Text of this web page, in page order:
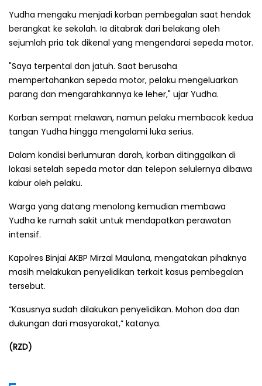
Yudha mengaku menjadi korban pembegalan saat hendak
berangkat ke sekolah. Ia ditabrak dari belakang oleh
sejumlah pria tak dikenal yang mengendarai sepeda motor.
"Saya terpental dan jatuh. Saat berusaha
mempertahankan sepeda motor, pelaku mengeluarkan
parang dan mengarahkannya ke leher," ujar Yudha.
Korban sempat melawan, namun pelaku membacok kedua
tangan Yudha hingga mengalami luka serius.
Dalam kondisi berlumuran darah, korban ditinggalkan di
lokasi setelah sepeda motor dan telepon selulernya dibawa
kabur oleh pelaku.
Warga yang datang menolong kemudian membawa
Yudha ke rumah sakit untuk mendapatkan perawatan
intensif.
Kapolres Binjai AKBP Mirzal Maulana, mengatakan pihaknya
masih melakukan penyelidikan terkait kasus pembegalan
tersebut.
“Kasusnya sudah dilakukan penyelidikan. Mohon doa dan
dukungan dari masyarakat,” katanya.
(RZD)